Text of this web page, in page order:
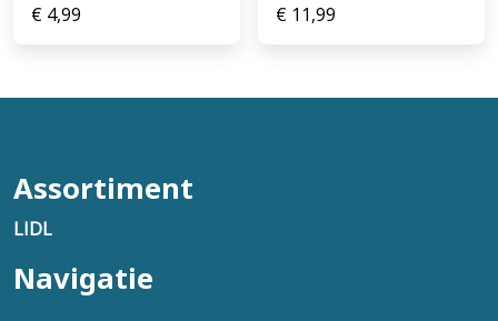
€ 4,99 € 11,99
Assortiment
LIDL
Navigatie